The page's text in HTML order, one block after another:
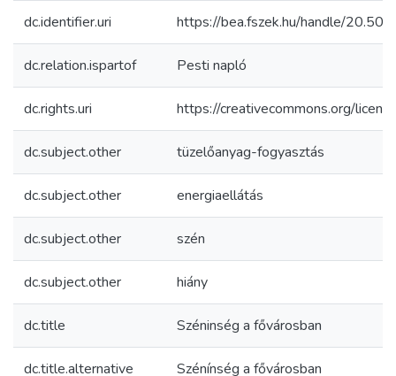
dc.identifier.uri https://bea.fszek.hu/handle/
dc.relation.ispartof Pesti napló
dc.rights.uri https://creativecommons.org/
dc.subject.other tüzelőanyag-fogyasztás
dc.subject.other energiaellátás
dc.subject.other szén
dc.subject.other hiány
dc.title Széninség a fővárosban
dc.title.alternative Szénínség a fővárosban